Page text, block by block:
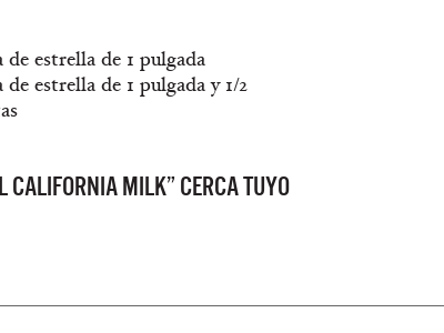
estrella de 1 pulgada
estrella de 1 pulgada y 1/2
CALIFORNIA MILK” CERCA TUYO